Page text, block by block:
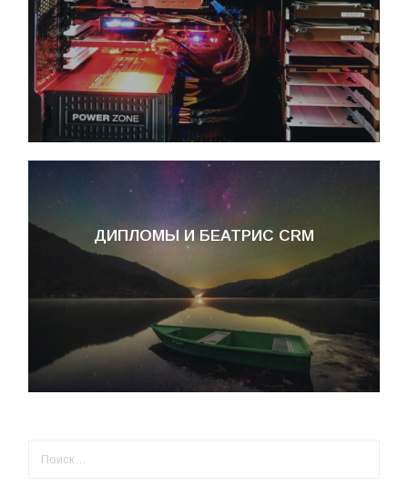
ДИПЛОМЫ И БЕАТРИС CRM